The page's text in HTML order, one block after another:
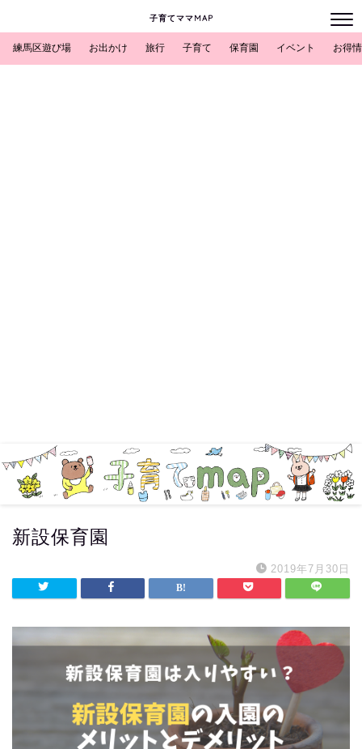
子育てママMAP
練馬区遊び場 お出かけ 旅行 子育て 保育園 イベント お得
新設保育園
2019年7月30日